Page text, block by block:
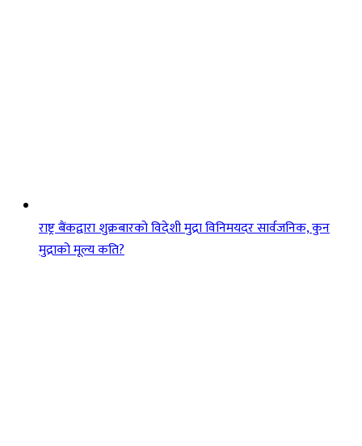
राष्ट्र बैंकद्वारा शुक्रबारको विदेशी मुद्रा विनिमयदर सार्वजनिक, कुन
मुद्राको मूल्य कति?